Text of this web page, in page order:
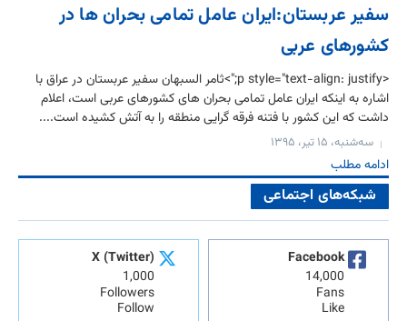
سفیر عربستان:ایران عامل تمامی بحران ها در
کشورهای عربی
<p style="text-align: justify;">ثامر السبهان سفیر عربستان در عراق با
اشاره به اینکه ایران عامل تمامی بحران های کشورهای عربی است، اعلام
داشت که این کشور با فتنه فرقه گرایی منطقه را به آتش کشیده است....
سه‌شنبه، ۱۵ تیر، ۱۳۹۵
ادامه مطلب
شبکه‌های اجتماعی
Facebook
14,000
Fans
Like
X (Twitter)
1,000
Followers
Follow